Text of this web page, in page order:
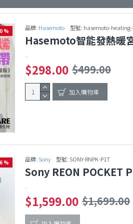
% 品牌: Hasemoto 型號: hasemoto-heating-
Hasemoto智能發熱暖
..
$298.00 $499.00
加入購物車
% 品牌: Sony 型號: SONY-RNPK-P1T
Sony REON POCKET
..
$1,599.00 $1,699.00